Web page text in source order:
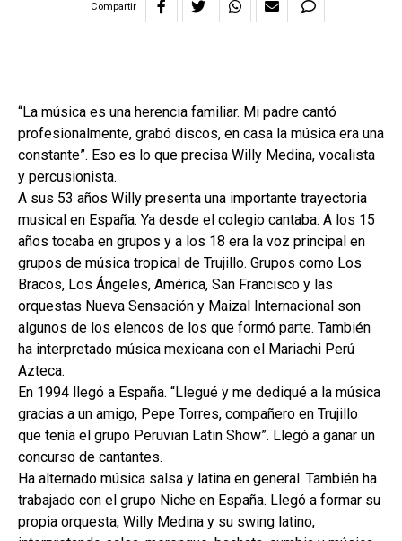
Compartir
“La música es una herencia familiar. Mi padre cantó
profesionalmente, grabó discos, en casa la música era una
constante”. Eso es lo que precisa Willy Medina, vocalista
y percusionista.
A sus 53 años Willy presenta una importante trayectoria
musical en España. Ya desde el colegio cantaba. A los 15
años tocaba en grupos y a los 18 era la voz principal en
grupos de música tropical de Trujillo. Grupos como Los
Bracos, Los Ángeles, América, San Francisco y las
orquestas Nueva Sensación y Maizal Internacional son
algunos de los elencos de los que formó parte. También
ha interpretado música mexicana con el Mariachi Perú
Azteca.
En 1994 llegó a España. “Llegué y me dediqué a la música
gracias a un amigo, Pepe Torres, compañero en Trujillo
que tenía el grupo Peruvian Latin Show”. Llegó a ganar un
concurso de cantantes.
Ha alternado música salsa y latina en general. También ha
trabajado con el grupo Niche en España. Llegó a formar su
propia orquesta, Willy Medina y su swing latino,